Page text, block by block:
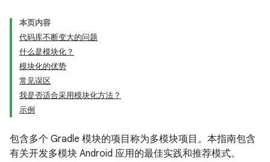
本页内容
代码库不断变大的问题
什么是模块化？
模块化的优势
常见误区
我是否适合采用模块化方法？
示例
包含多个 Gradle 模块的项目称为多模块项目。本指南包含
有关开发多模块 Android 应用的最佳实践和推荐模式。